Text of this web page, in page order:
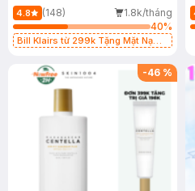
4.8 (148)
1.8k/tháng
40%
Bill Klairs từ 299k Tặng Mặt Nạ
25ml (SL Có Hạn)
-46 %